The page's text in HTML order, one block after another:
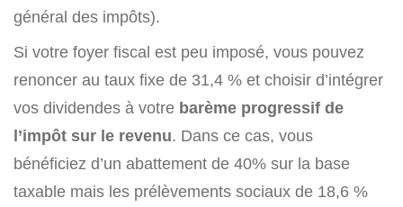
général des impôts).
Si votre foyer fiscal est peu imposé, vous pouvez
renoncer au taux fixe de 31,4 % et choisir d’intégrer
vos dividendes à votre barème progressif de
l’impôt sur le revenu. Dans ce cas, vous
bénéficiez d’un abattement de 40% sur la base
taxable mais les prélèvements sociaux de 18,6 %